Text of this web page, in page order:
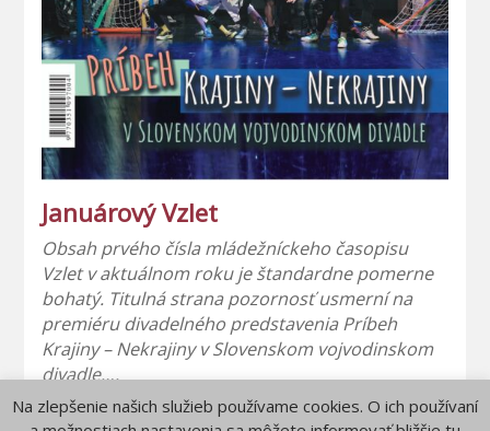
Januárový Vzlet
Obsah prvého čísla mládežníckeho časopisu
Vzlet v aktuálnom roku je štandardne pomerne
bohatý. Titulná strana pozornosť usmerní na
premiéru divadelného predstavenia Príbeh
Krajiny – Nekrajiny v Slovenskom vojvodinskom
divadle….
Na zlepšenie našich služieb používame cookies. O ich používaní